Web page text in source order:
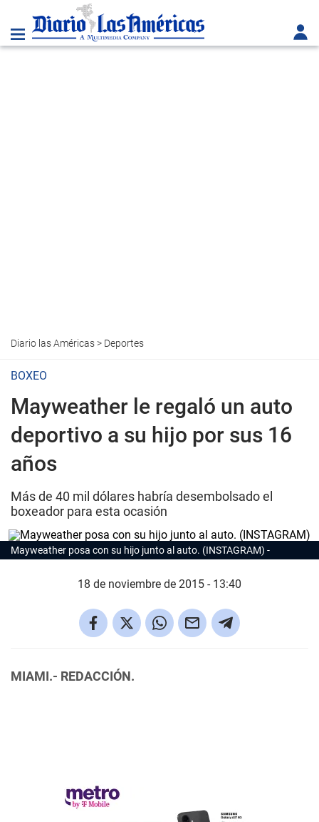
Diario las Américas> Deportes
BOXEO
Mayweather le regaló un auto
deportivo a su hijo por sus 16
años
Más de 40 mil dólares habría desembolsado el
boxeador para esta ocasión
Mayweather posa con su hijo junto al auto. (INSTAGRAM)
18 de noviembre de 2015 - 13:40
MIAMI.- REDACCIÓN.